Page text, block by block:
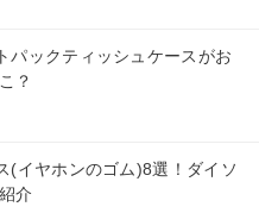
パックティッシュケースがお
？
(イヤホンのゴム)8選！ダイソ
介